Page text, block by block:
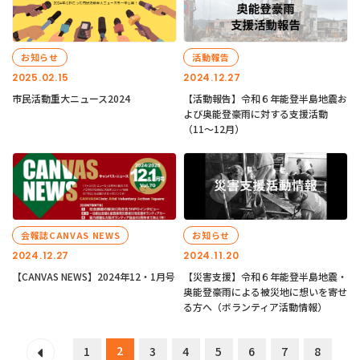
2025.02.15
お知らせ
市民活動重大ニュース2024
2024.12.27
活動報告
【活動報告】令和６年能登半島地震お
よび奥能登豪雨に対する支援活動
（11〜12月）
2024.12.27
会報誌CANVAS NEWS
【CANVAS NEWS】2024年12・1月号
2024.11.20
お知らせ
【災害支援】令和６年能登半島地震・
奥能登豪雨による被災地に想いを寄せ
る方へ（ボランティア活動情報）
1 2 3 4 5 6 7
8